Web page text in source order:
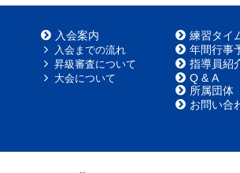
入会案内
入会までの流れ
昇級審査について
大会について
練習タイ
年間行事
指導員紹
Q & A
所属団体
お問い合